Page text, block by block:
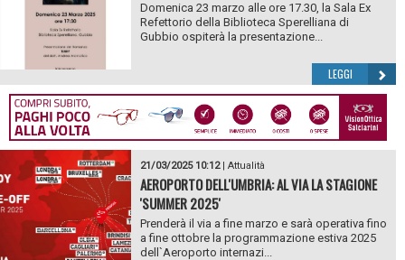
Domenica 23 marzo alle ore 17.30, la Sala Ex
Refettorio della Biblioteca Sperelliana di
Gubbio ospiterà la presentazione...
LEGGI
21/03/2025 10:12| Attualità
AEROPORTO DELL'UMBRIA: AL VIA LA STAGIONE
'SUMMER 2025'
Prenderà il via a fine marzo e sarà operativa fino
a fine ottobre la programmazione estiva 2025
dell`Aeroporto internazi...